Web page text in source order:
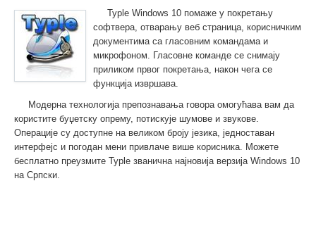
Typle Windows 10 помаже у покретању
софтвера, отварању веб страница, корисничким
документима са гласовним командама и
микрофоном. Гласовне команде се снимају
приликом првог покретања, након чега се
функција извршава.
Модерна технологија препознавања говора омогућава вам да
користите буџетску опрему, потискује шумове и звукове.
Операције су доступне на великом броју језика, једноставан
интерфејс и погодан мени привлаче више корисника. Можете
бесплатно преузмите Typle званична најновија верзија Windows 10
на Српски.